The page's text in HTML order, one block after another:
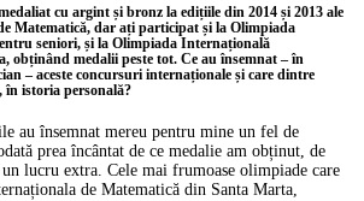
cu argint și bronz la edițiile din 2014 și 2013 ale
Matematică, dar ați participat și la Olimpiada
seniori, și la Olimpiada Internațională
obținând medalii peste tot. Ce au însemnat – în
– aceste concursuri internaționale și care dintre
în istoria personală?
au însemnat mereu pentru mine un fel de
prea încântat de ce medalie am obținut, de
un lucru extra. Cele mai frumoase olimpiade care
de Matematică din Santa Marta,